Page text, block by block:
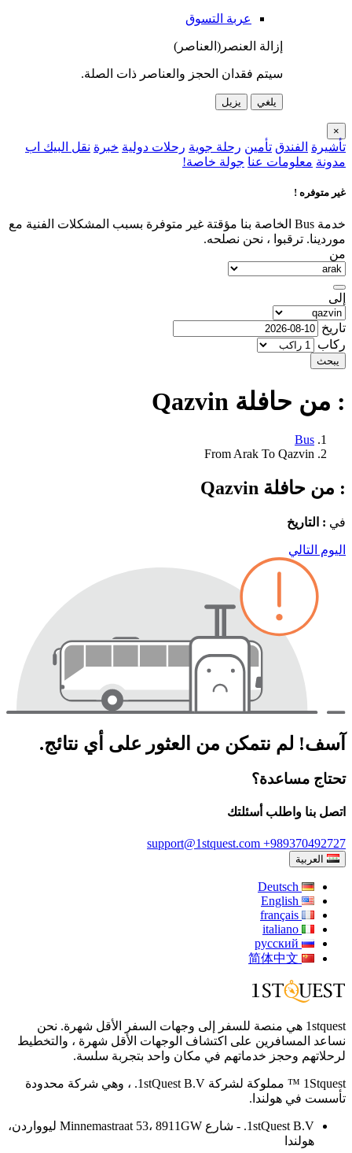
عربة التسوق
إزالة العنصر(العناصر)
سيتم فقدان الحجز والعناصر ذات الصلة.
يلغي يزيل
×
تأشيرة الفندق تأمين رحلة جوية رحلات دولية خبرة نقل البيك اب
مدونة معلومات عنا جولة خاصة!
غير متوفره !
خدمة Bus الخاصة بنا مؤقتة غير متوفرة بسبب المشكلات الفنية مع
موردينا. ترقبوا ، نحن نصلحه.
من
إلى
تاريخ
ركاب
يبحث
: من حافلة Qazvin
Bus
From Arak To Qazvin
: من حافلة Qazvin
في : التاريخ
اليوم التالي
آسف! لم نتمكن من العثور على أي نتائج.
تحتاج مساعدة؟
اتصل بنا واطلب أسئلتك
support@1stquest.com +989370492727
العربية
1stquest هي منصة للسفر إلى وجهات السفر الأقل شهرة. نحن
نساعد المسافرين على اكتشاف الوجهات الأقل شهرة ، والتخطيط
لرحلاتهم وحجز خدماتهم في مكان واحد بتجربة سلسة.
1Stquest ™ مملوكة لشركة 1stQuest B.V. ، وهي شركة محدودة
تأسست في هولندا.
1stQuest B.V. - شارع Minnemastraat 53، 8911GW ليوواردن،
هولندا